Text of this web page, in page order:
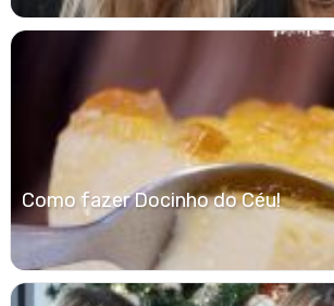
Como fazer Docinho do Céu!